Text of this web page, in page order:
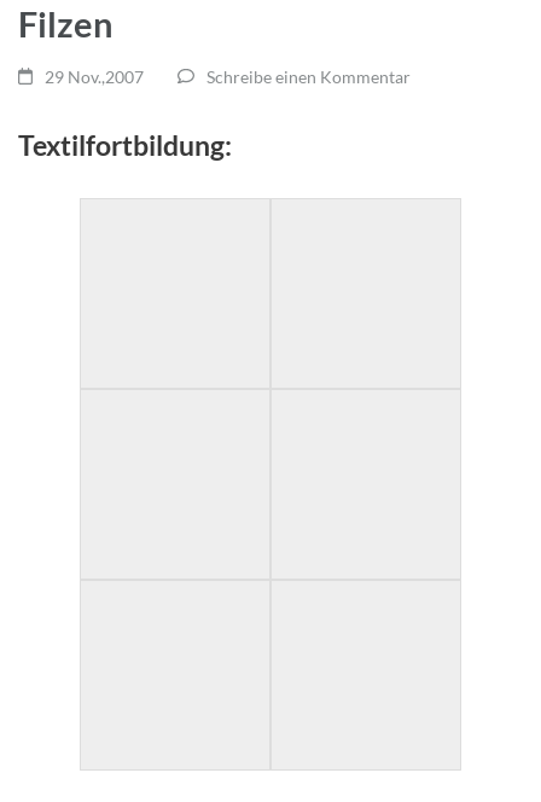
Filzen
29 Nov.,2007 Schreibe einen Kommentar
Textilfortbildung: